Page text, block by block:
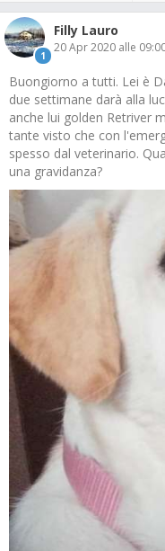
1
Filly Lauro
20 Apr 2020 alle
Buongiorno a tutti. Lei è
due settimane darà alla
anche lui golden Retriver
tante visto che con
spesso dal veterinario.
una gravidanza?